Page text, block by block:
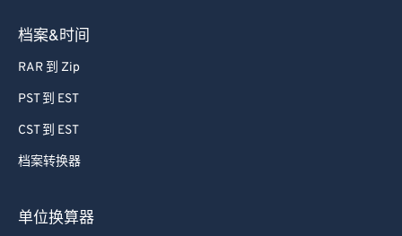
档案&时间
RAR 到 Zip
PST 到 EST
CST 到 EST
档案转换器
单位换算器